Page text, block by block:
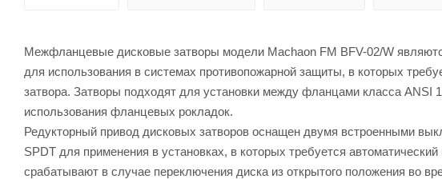
Межфланцевые дисковые затворы модели Machaon FM BFV-02/W
для использования в системах противопожарной защиты, в которых
затвора. Затворы подходят для установки между фланцами класса
использования фланцевых рокладок.
Редукторный привод дисковых затворов оснащен двумя встроенными
SPDT для применения в установках, в которых требуется
срабатывают в случае переключения диска из открытого положения во